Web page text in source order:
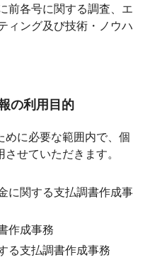
前各号に関する調査、エ
ィング及び技術・ノウハ
の利用目的
めに必要な範囲内で、個
せていただきます。
に関する支払調書作成事
作成事務
る支払調書作成事務